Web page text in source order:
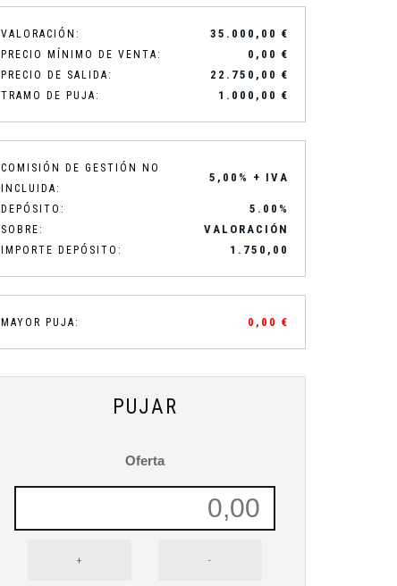
VALORACIÓN: 35.000,00 €
PRECIO MÍNIMO DE VENTA: 0,00 €
PRECIO DE SALIDA: 22.750,00 €
TRAMO DE PUJA: 1.000,00 €
COMISIÓN DE GESTIÓN NO
INCLUIDA:
5,00% + IVA
DEPÓSITO: 5.00%
SOBRE: VALORACIÓN
IMPORTE DEPÓSITO: 1.750,00
MAYOR PUJA: 0,00 €
PUJAR
Oferta
+ -